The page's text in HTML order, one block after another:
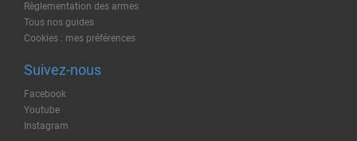
Règlementation des armes
Tous nos guides
Cookies : mes préférences
Suivez-nous
Facebook
Youtube
Instagram